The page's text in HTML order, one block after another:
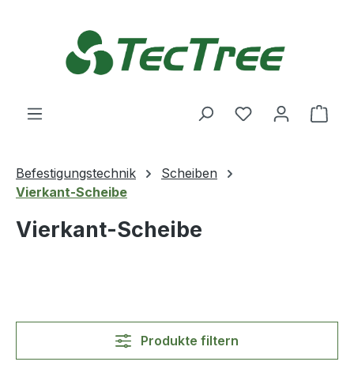
Du hast 0
Befestigungstechnik
Scheiben
Vierkant-Scheibe
Vierkant-Scheibe
Produkte filtern